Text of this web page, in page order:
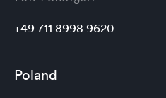
+49 711 8998 9620
Poland